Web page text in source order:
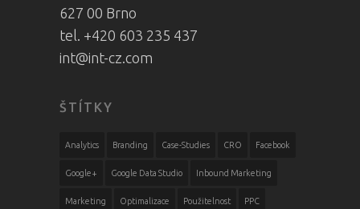
627 00 Brno
tel. +420 603 235 437
int@int-cz.com
ŠTÍTKY
Analytics Branding Case-Studies CRO Facebook
Google+ Google Data Studio Inbound Marketing
Marketing Optimalizace Použitelnost PPC